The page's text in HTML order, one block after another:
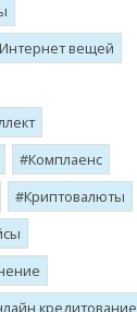
Интернет вещей
Комплаенс
Криптовалюты
кредитование